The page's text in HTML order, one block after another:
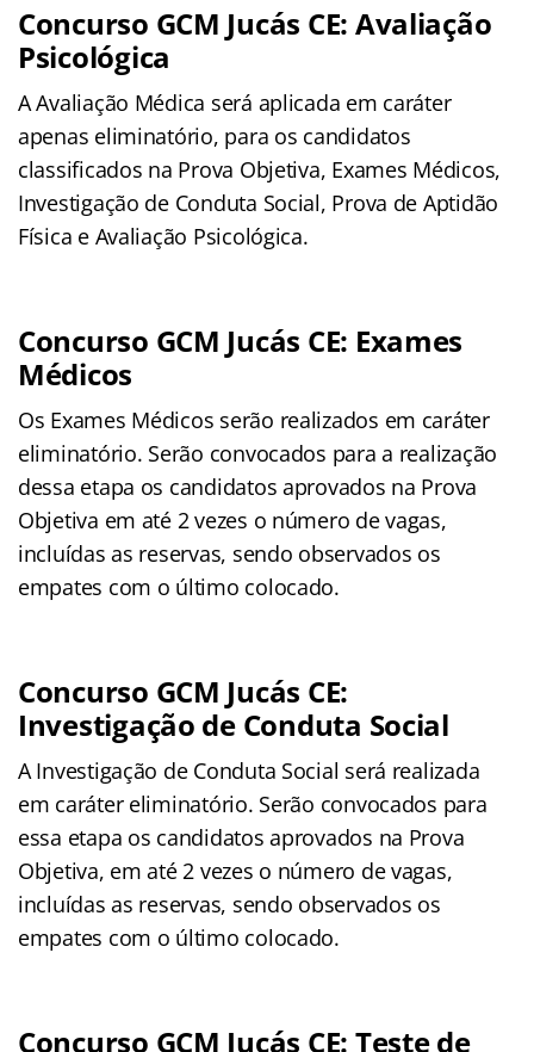
Concurso GCM Jucás CE: Avaliação
Psicológica
A Avaliação Médica será aplicada em caráter
apenas eliminatório, para os candidatos
classificados na Prova Objetiva, Exames Médicos,
Investigação de Conduta Social, Prova de Aptidão
Física e Avaliação Psicológica.
Concurso GCM Jucás CE: Exames
Médicos
Os Exames Médicos serão realizados em caráter
eliminatório. Serão convocados para a realização
dessa etapa os candidatos aprovados na Prova
Objetiva em até 2 vezes o número de vagas,
incluídas as reservas, sendo observados os
empates com o último colocado.
Concurso GCM Jucás CE:
Investigação de Conduta Social
A Investigação de Conduta Social será realizada
em caráter eliminatório. Serão convocados para
essa etapa os candidatos aprovados na Prova
Objetiva, em até 2 vezes o número de vagas,
incluídas as reservas, sendo observados os
empates com o último colocado.
Concurso GCM Jucás CE: Teste de